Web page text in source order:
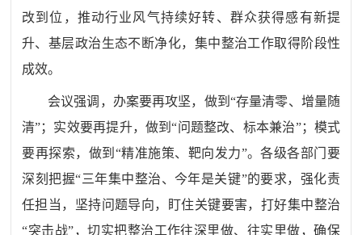
改到位，推动行业风气持续好转、群众获得感有新提
升、基层政治生态不断净化，集中整治工作取得阶段性
成效。
会议强调， 办案要再攻坚，做到 “存量清零、增量随
清”；实效要再提升，做到“问题整改、标本兼治”；模式
要再探索，做到 “精准施策、靶向发力”。各级各部门要
深刻把握“三年集中整治、今年是关键”的要求，强化责
任担当，坚持问题导向，盯住关键要害，打好集中整治
“突击战”，切实把整治工作往深里做、往实里做，确保